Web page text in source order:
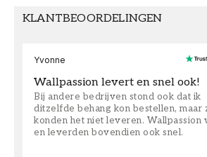
KLANTBEOORDELINGEN
Yvonne
Wallpassion levert en snel ook!
Bij andere bedrijven stond ook dat ik
ditzelfde behang kon bestellen, maar
konden het niet leveren. Wallpassion
en leverden bovendien ook snel.